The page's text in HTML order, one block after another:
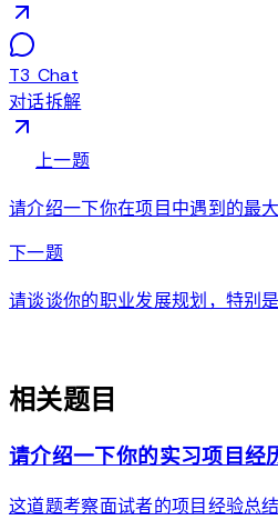
T3 Chat
对话拆解
上一题
请介绍一下你在项目中遇到的最
下一题arrow_forward
请谈谈你的职业发展规划，特别
相关题目
请介绍一下你的实习项目经
这道题考察面试者的项目经验总